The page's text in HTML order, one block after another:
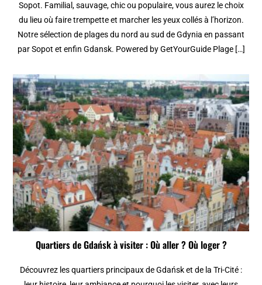
Sopot. Familial, sauvage, chic ou populaire, vous aurez le choix
du lieu où faire trempette et marcher les yeux collés à l’horizon.
Notre sélection de plages du nord au sud de Gdynia en passant
par Sopot et enfin Gdansk. Powered by GetYourGuide Plage […]
Quartiers de Gdańsk à visiter : Où aller ? Où loger ?
Découvrez les quartiers principaux de Gdańsk et de la Tri-Cité :